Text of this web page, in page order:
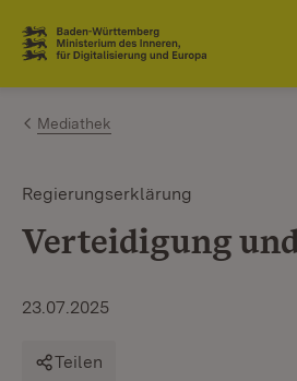
Zum Inhalt springen
Link zur Startseite
Mediathek
Regierungserklärung
Verteidigung
23.07.2025
Teilen